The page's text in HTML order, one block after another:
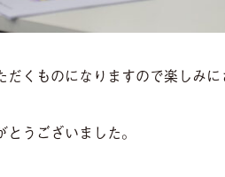
くものになりますので楽しみ
うございました。